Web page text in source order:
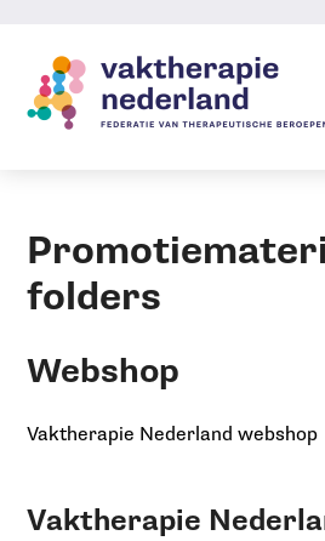
Jump
to
main
content
folders
Webshop
Vaktherapie Nederland webshop
Vaktherapie
Terug naar
Nederland